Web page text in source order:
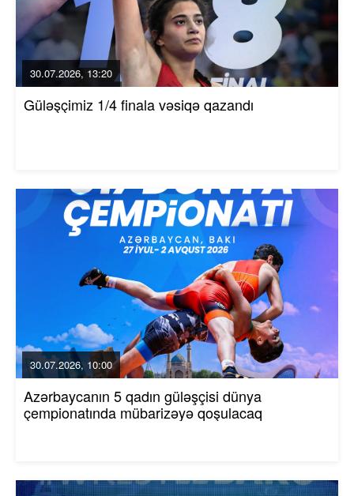
30.07.2026, 13:20
Güləşçimiz 1/4 finala vəsiqə qazandı
30.07.2026, 10:00
Azərbaycanın 5 qadın güləşçisi dünya
çempionatında mübarizəyə qoşulacaq